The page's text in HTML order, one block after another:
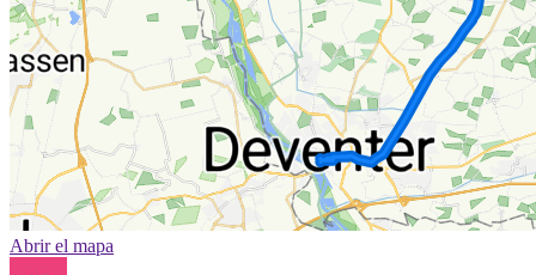
Abrir el mapa